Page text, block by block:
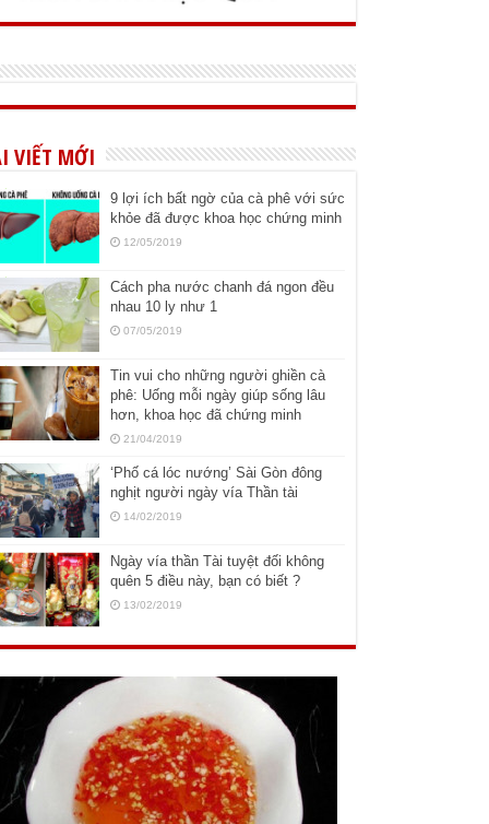
VIẾT MỚI
9 lợi ích bất ngờ của cà phê với sức
khỏe đã được khoa học chứng minh
12/05/2019
Cách pha nước chanh đá ngon đều
nhau 10 ly như 1
07/05/2019
Tin vui cho những người ghiền cà
phê: Uống mỗi ngày giúp sống lâu
hơn, khoa học đã chứng minh
21/04/2019
‘Phố cá lóc nướng’ Sài Gòn đông
nghịt người ngày vía Thần tài
14/02/2019
Ngày vía thần Tài tuyệt đối không
quên 5 điều này, bạn có biết ?
13/02/2019